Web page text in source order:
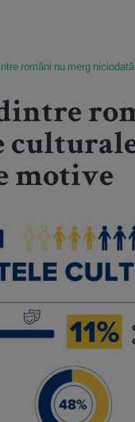
români nu merg
dintre
motive